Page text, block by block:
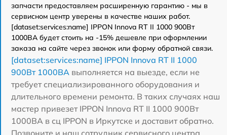
запчасти предоставляем расширенную гарантию - мы в
сервисном центр уверены в качестве наших работ.
[dataset:services:name] IPPON Innova RT II 1000 900Вт
1000ВА будет стоить на -15% дешевле при оформлении
заказа на сайте через звонок или форму обратной связи.
[dataset:services:name] IPPON Innova RT II 1000
900Вт 1000ВА выполняется на выезде, если не
требует специализированного оборудования и
длительного времени ремонта. В таких случаях наш
мастер привезет IPPON Innova RT II 1000 900Вт
1000ВА в сц IPPON в Иркутске и доставит обратно.
Позвоните и наш сотрудник сервисного центра